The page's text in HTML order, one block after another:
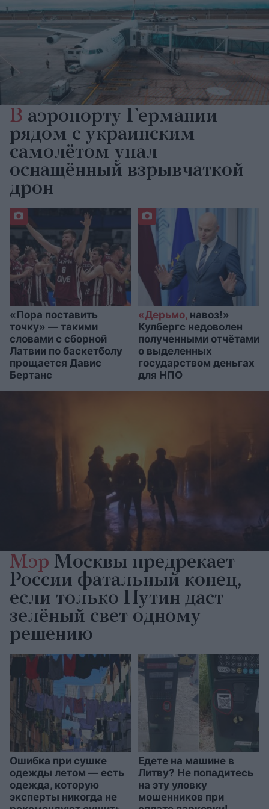
В аэропорту Германии
рядом с украинским
самолётом упал
оснащённый взрывчаткой
дрон
«Пора поставить
точку» — такими
словами с сборной
Латвии по баскетболу
прощается Давис
Бертанс
«Дерьмо,навоз!»
Кулбергс недоволен
полученными отчётами
о выделенных
государством деньгах
для НПО
Мэр Москвы предрекает
России фатальный конец,
если только Путин даст
зелёный свет одному
решению
Ошибка при сушке
одежды летом — есть
одежда, которую
эксперты никогда не
Едете на машине в
Литву? Не попадитесь
на эту уловку
мошенников при